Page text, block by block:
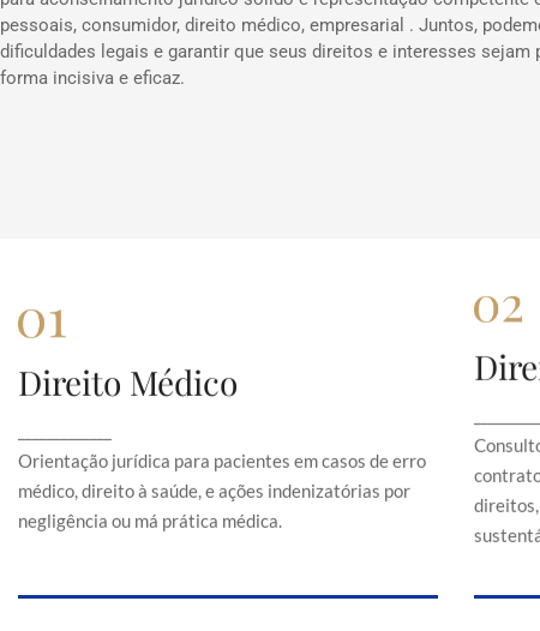
pessoais, consumidor, direito médico, empresarial . Juntos,
dificuldades legais e garantir que seus direitos e interesses sejam
forma incisiva e eficaz.
Direito Médico
Orientação jurídica para pacientes em casos de erro
médico, direito à saúde, e ações indenizatórias por
negligência ou má prática médica.
Direito Médico
erro médico, direito à saúde, e ações
indenizatórias por negligência ou má prática
médica.